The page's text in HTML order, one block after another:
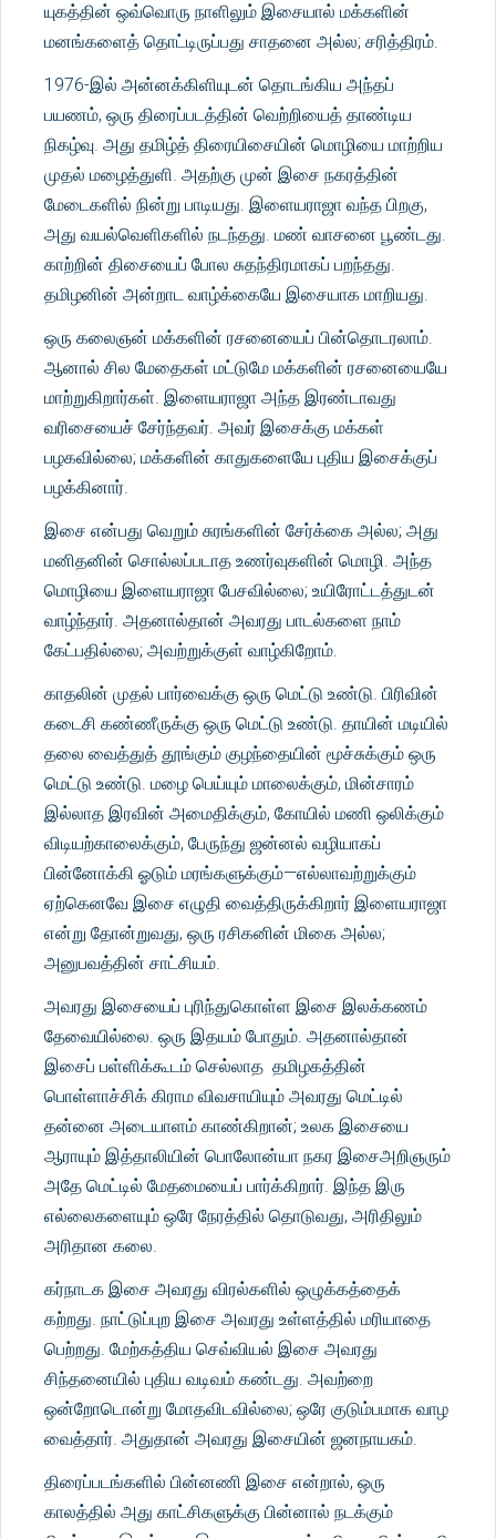
யுகத்தின் ஒவ்வொரு நாளிலும் இசையால் மக்களின்
மனங்களைத் தொட்டிருப்பது சாதனை அல்ல; சரித்திரம்.
1976-இல் அன்னக்கிளியுடன் தொடங்கிய அந்தப்
பயணம், ஒரு திரைப்படத்தின் வெற்றியைத் தாண்டிய
நிகழ்வு. அது தமிழ்த் திரையிசையின் மொழியை மாற்றிய
முதல் மழைத்துளி. அதற்கு முன் இசை நகரத்தின்
மேடைகளில் நின்று பாடியது. இளையராஜா வந்த பிறகு,
அது வயல்வெளிகளில் நடந்தது. மண் வாசனை பூண்டது.
காற்றின் திசையைப் போல சுதந்திரமாகப் பறந்தது.
தமிழனின் அன்றாட வாழ்க்கையே இசையாக மாறியது.
ஒரு கலைஞன் மக்களின் ரசனையைப் பின்தொடரலாம்.
ஆனால் சில மேதைகள் மட்டுமே மக்களின் ரசனையையே
மாற்றுகிறார்கள். இளையராஜா அந்த இரண்டாவது
வரிசையைச் சேர்ந்தவர். அவர் இசைக்கு மக்கள்
பழகவில்லை; மக்களின் காதுகளையே புதிய இசைக்குப்
பழக்கினார்.
இசை என்பது வெறும் சுரங்களின் சேர்க்கை அல்ல; அது
மனிதனின் சொல்லப்படாத உணர்வுகளின் மொழி. அந்த
மொழியை இளையராஜா பேசவில்லை; உயிரோட்டத்துடன்
வாழ்ந்தார். அதனால்தான் அவரது பாடல்களை நாம்
கேட்பதில்லை; அவற்றுக்குள் வாழ்கிறோம்.
காதலின் முதல் பார்வைக்கு ஒரு மெட்டு உண்டு. பிரிவின்
கடைசி கண்ணீருக்கு ஒரு மெட்டு உண்டு. தாயின் மடியில்
தலை வைத்துத் தூங்கும் குழந்தையின் மூச்சுக்கும் ஒரு
மெட்டு உண்டு. மழை பெய்யும் மாலைக்கும், மின்சாரம்
இல்லாத இரவின் அமைதிக்கும், கோயில் மணி ஒலிக்கும்
விடியற்காலைக்கும், பேருந்து ஜன்னல் வழியாகப்
பின்னோக்கி ஓடும் மரங்களுக்கும்—எல்லாவற்றுக்கும்
ஏற்கெனவே இசை எழுதி வைத்திருக்கிறார் இளையராஜா
என்று தோன்றுவது, ஒரு ரசிகனின் மிகை அல்ல;
அனுபவத்தின் சாட்சியம்.
அவரது இசையைப் புரிந்துகொள்ள இசை இலக்கணம்
தேவையில்லை. ஒரு இதயம் போதும். அதனால்தான்
இசைப் பள்ளிக்கூடம் செல்லாத தமிழகத்தின்
பொள்ளாச்சிக் கிராம விவசாயியும் அவரது மெட்டில்
தன்னை அடையாளம் காண்கிறான்; உலக இசையை
ஆராயும் இத்தாலியின் பொலோன்யா நகர இசைஅறிஞரும்
அதே மெட்டில் மேதமையைப் பார்க்கிறார். இந்த இரு
எல்லைகளையும் ஒரே நேரத்தில் தொடுவது, அரிதிலும்
அரிதான கலை.
கர்நாடக இசை அவரது விரல்களில் ஒழுக்கத்தைக்
கற்றது. நாட்டுப்புற இசை அவரது உள்ளத்தில் மரியாதை
பெற்றது. மேற்கத்திய செவ்வியல் இசை அவரது
சிந்தனையில் புதிய வடிவம் கண்டது. அவற்றை
ஒன்றோடொன்று மோதவிடவில்லை; ஒரே குடும்பமாக வாழ
வைத்தார். அதுதான் அவரது இசையின் ஜனநாயகம்.
திரைப்படங்களில் பின்னணி இசை என்றால், ஒரு
காலத்தில் அது காட்சிகளுக்கு பின்னால் நடக்கும்